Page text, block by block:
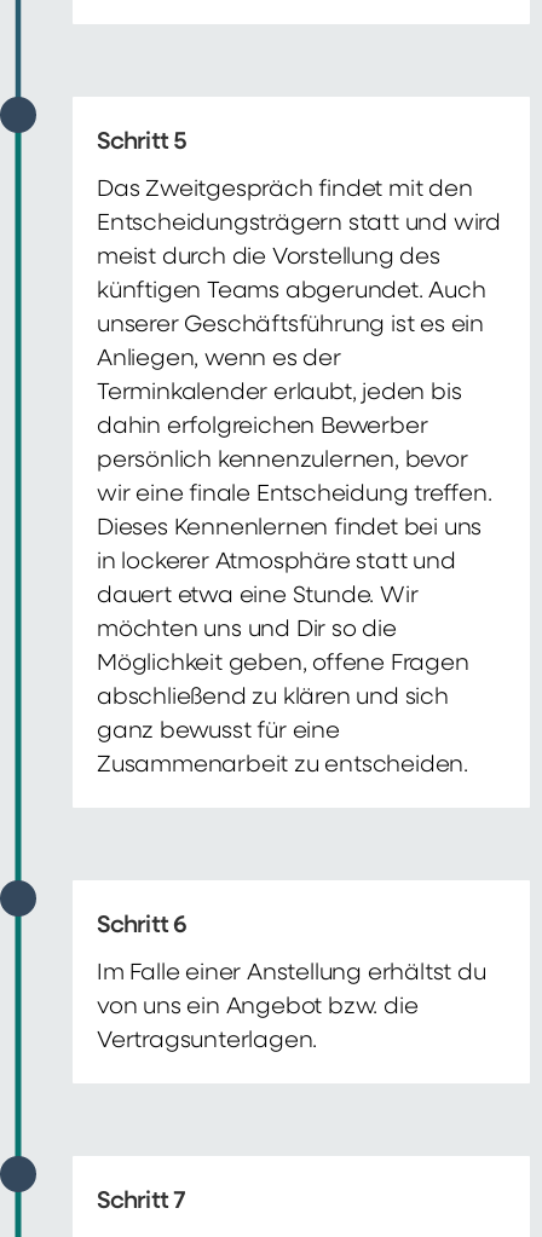
Schritt 5
Das Zweitgespräch findet mit den
Entscheidungsträgern statt und wird
meist durch die Vorstellung des
künftigen Teams abgerundet. Auch
unserer Geschäftsführung ist es ein
Anliegen, wenn es der
Terminkalender erlaubt, jeden bis
dahin erfolgreichen Bewerber
persönlich kennenzulernen, bevor
wir eine finale Entscheidung treffen.
Dieses Kennenlernen findet bei uns
in lockerer Atmosphäre statt und
dauert etwa eine Stunde. Wir
möchten uns und Dir so die
Möglichkeit geben, offene Fragen
abschließend zu klären und sich
ganz bewusst für eine
Zusammenarbeit zu entscheiden.
Schritt 6
Im Falle einer Anstellung erhältst du
von uns ein Angebot bzw. die
Vertragsunterlagen.
Schritt 7